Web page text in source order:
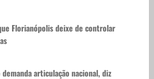
Florianópolis deixe de controlar
articulação nacional, diz